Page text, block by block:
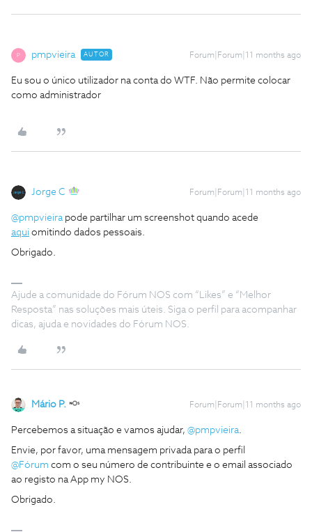
P pmpvieira AUTOR Forum|Forum|11 months ago
Eu sou o único utilizador na conta do WTF. Não permite colocar
como administrador
Jorge C Forum|Forum|11 months ago
@pmpvieirapode partilhar um screenshot quando acede
aqui omitindo dados pessoais.
Obrigado.
Ajude a comunidade do Fórum NOS com “Likes” e “Melhor
Resposta” nas soluções mais úteis. Siga o perfil para acompanhar
dicas, ajuda e novidades do Fórum NOS.
Mário P. Forum|Forum|11 months ago
Percebemos a situação e vamos ajudar, ​ @pmpvieira.
Envie, por favor, uma mensagem privada para o perfil ​
@Fórum com o seu número de contribuinte e o email associado
ao registo na App my NOS.
Obrigado.